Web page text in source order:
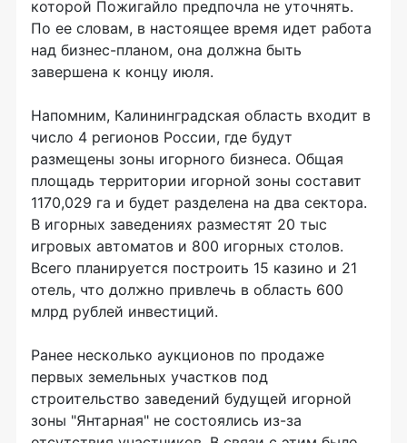
которой Пожигайло предпочла не уточнять.
По ее словам, в настоящее время идет работа
над бизнес-планом, она должна быть
завершена к концу июля.
Напомним, Калининградская область входит в
число 4 регионов России, где будут
размещены зоны игорного бизнеса. Общая
площадь территории игорной зоны составит
1170,029 га и будет разделена на два сектора.
В игорных заведениях разместят 20 тыс
игровых автоматов и 800 игорных столов.
Всего планируется построить 15 казино и 21
отель, что должно привлечь в область 600
млрд рублей инвестиций.
Ранее несколько аукционов по продаже
первых земельных участков под
строительство заведений будущей игорной
зоны "Янтарная" не состоялись из-за